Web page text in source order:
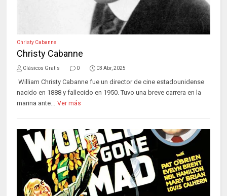
Christy Cabanne
Christy Cabanne
Clásicos Gratis 0 03 Abr, 2025
William Christy Cabanne fue un director de cine estadounidense
nacido en 1888 y fallecido en 1950. Tuvo una breve carrera en la
marina ante... Ver más